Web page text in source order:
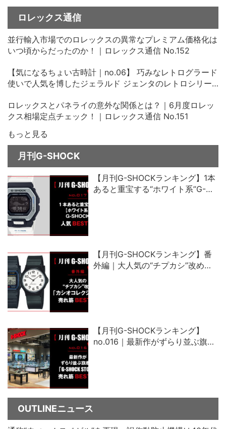
ロレックス通信
並行輸入市場でのロレックスの異常なプレミアム価格化は
いつ頃からだったのか！｜ロレックス通信 No.152
【気になるちょい古時計｜no.06】 巧みなレトログラード
使いで人気を博したジェラルド ジェンタのレトロシリー
ロレックスとパネライの意外な関係とは？｜6月度ロレッ
クス相場定点チェック！｜ロレックス通信 No.151
もっと見る
月刊G-SHOCK
【月刊G-SHOCKランキング】1本
あると重宝する“ホワイト系”G-
【月刊G-SHOCKランキング】番
外編｜大人気の“チプカシ”改め、
【月刊G-SHOCKランキング】
no.016｜最新作がずらり並ぶ旗艦
OUTLINEニュース